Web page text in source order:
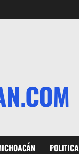
POLITICA